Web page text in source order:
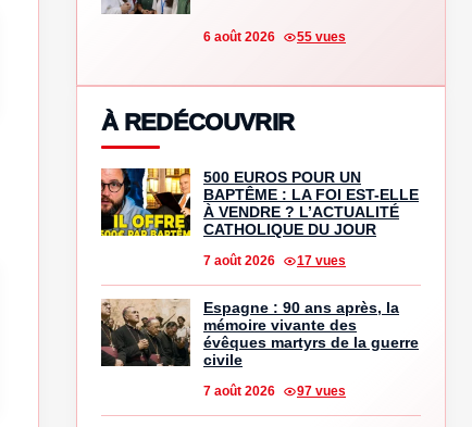
6 août 2026 55 vues
À REDÉCOUVRIR
500 EUROS POUR UN
BAPTÊME : LA FOI EST-ELLE
À VENDRE ? L’ACTUALITÉ
CATHOLIQUE DU JOUR
7 août 2026 17 vues
Espagne : 90 ans après, la
mémoire vivante des
évêques martyrs de la guerre
civile
7 août 2026 97 vues